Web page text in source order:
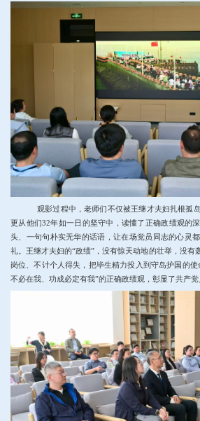
观影过程中，老师们不仅被王继才夫妇扎根孤
更从他们32年如一日的坚守中，读懂了正确政绩观的
头、一句句朴实无华的话语，让在场党员 同志的心灵
礼。王继才夫妇的“政绩” ，没有惊天动地的壮举，没
岗位、不计个人得失，把毕生精力投入到守岛护国的
不必在我、功成必定有我”的正确政绩观，彰显了共产党